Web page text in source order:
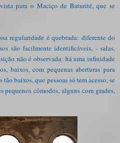
para o Maciço de Baturité, que se
regularidade é quebrada: diferente do
são facilmente identificáveis, - salas,
não é observada: há uma infinidade
baixos, com pequenas aberturas para
baixos, que pessoas só tem acesso, se
pequenos cômodos, alguns com grades,